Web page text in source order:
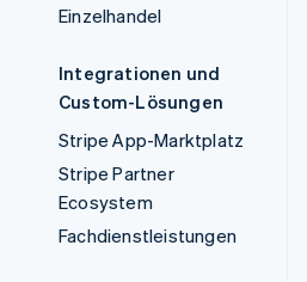
Einzelhandel
Integrationen und
Custom-Lösungen
Stripe App-Marktplatz
Stripe Partner
Ecosystem
Fachdienstleistungen